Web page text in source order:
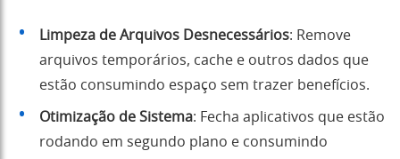
Limpeza de Arquivos Desnecessários: Remove
arquivos temporários, cache e outros dados que
estão consumindo espaço sem trazer benefícios.
Otimização de Sistema: Fecha aplicativos que estão
rodando em segundo plano e consumindo